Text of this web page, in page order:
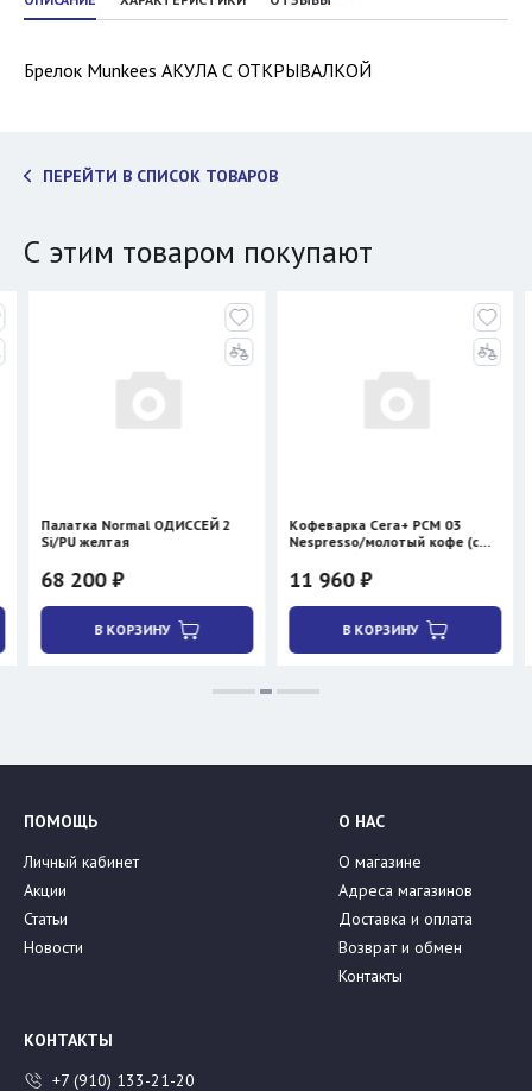
Брелок Munkees АКУЛА С ОТКРЫВАЛКОЙ
ПЕРЕЙТИ В СПИСОК ТОВАРОВ
С этим товаром покупают
Палатка Normal ОДИССЕЙ 2
Si/PU желтая
68 200 ₽
В КОРЗИНУ
Кофеварка Cera+ PCM 03
Nespresso/молотый кофе (с
11 960 ₽
В КОРЗИНУ
ПОМОЩЬ
Личный кабинет
Акции
Статьи
Новости
О НАС
О магазине
Адреса магазинов
Доставка и оплата
Возврат и обмен
Контакты
КОНТАКТЫ
+7 (910) 133-21-20